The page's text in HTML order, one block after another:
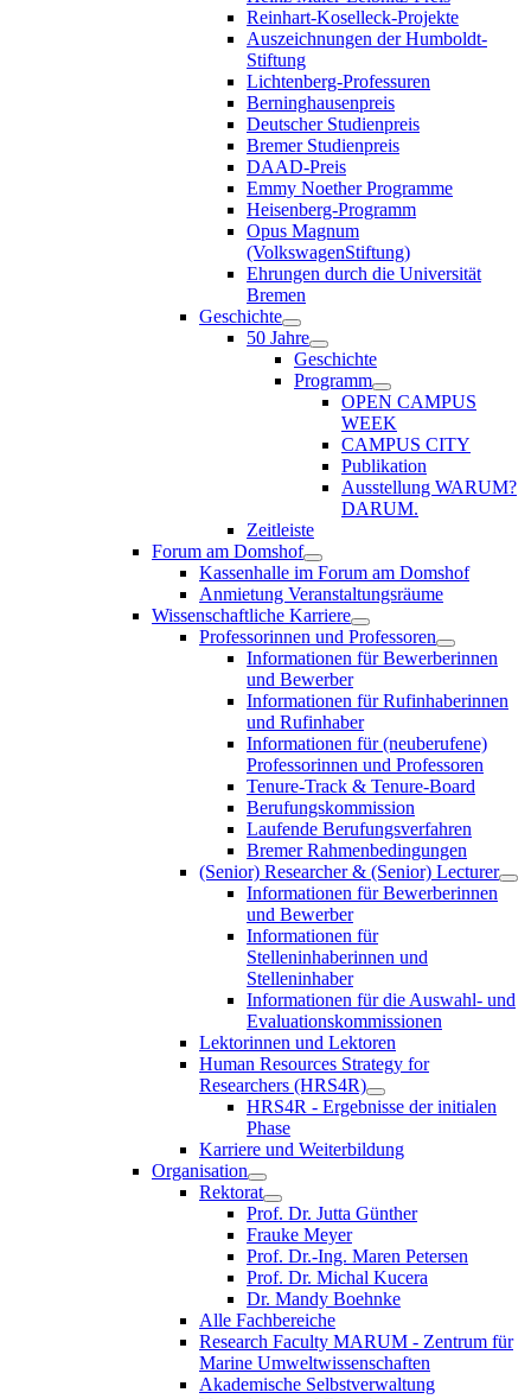
Reinhart-Koselleck-Projekte
Auszeichnungen der Humboldt-
Stiftung
Lichtenberg-Professuren
Berninghausenpreis
Deutscher Studienpreis
Bremer Studienpreis
DAAD-Preis
Emmy Noether Programme
Heisenberg-Programm
Opus Magnum
(VolkswagenStiftung)
Ehrungen durch die Universität
Bremen
Geschichte
50 Jahre
Geschichte
Programm
OPEN CAMPUS
WEEK
CAMPUS CITY
Publikation
Ausstellung WARUM?
DARUM.
Zeitleiste
Forum am Domshof
Kassenhalle im Forum am Domshof
Anmietung Veranstaltungsräume
Wissenschaftliche Karriere
Professorinnen und Professoren
Informationen für Bewerberinnen
und Bewerber
Informationen für Rufinhaberinnen
und Rufinhaber
Informationen für (neuberufene)
Professorinnen und Professoren
Tenure-Track & Tenure-Board
Berufungskommission
Laufende Berufungsverfahren
Bremer Rahmenbedingungen
(Senior) Researcher & (Senior) Lecturer
Informationen für Bewerberinnen
und Bewerber
Informationen für
Stelleninhaberinnen und
Stelleninhaber
Informationen für die Auswahl- und
Evaluationskommissionen
Lektorinnen und Lektoren
Human Resources Strategy for
Researchers (HRS4R)
HRS4R - Ergebnisse der initialen
Phase
Karriere und Weiterbildung
Organisation
Rektorat
Prof. Dr. Jutta Günther
Frauke Meyer
Prof. Dr.-Ing. Maren Petersen
Prof. Dr. Michal Kucera
Dr. Mandy Boehnke
Alle Fachbereiche
Research Faculty MARUM - Zentrum für
Marine Umweltwissenschaften
Akademische Selbstverwaltung